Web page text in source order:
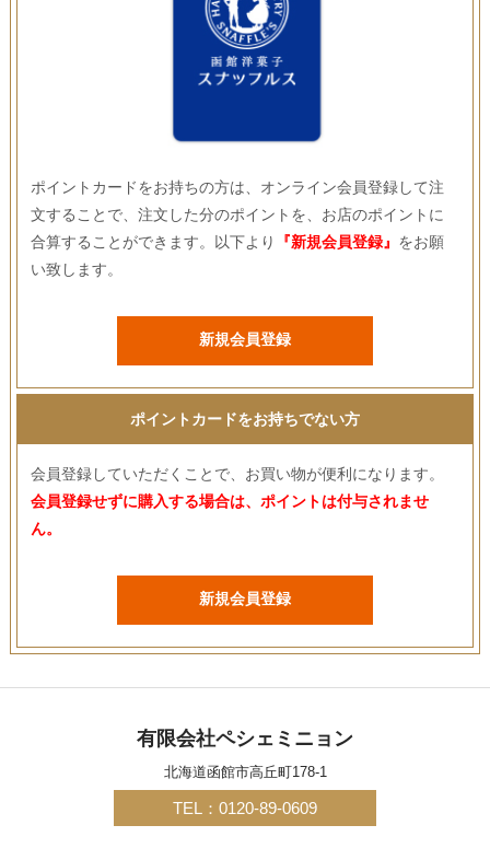
ポイントカードをお持ちの方は、オンライン会員登録して注
文することで、注文した分のポイントを、お店のポイントに
合算することができます。以下より
『新規会員登録』 をお願
い致します。
新規会員登録
ポイントカードをお持ちでない方
会員登録していただくことで、お買い物が便利になります。
会員登録せずに購入する場合は、ポイントは付与されませ
ん。
新規会員登録
有限会社ペシェミニョン
北海道函館市高丘町178-1
TEL：0120-89-0609